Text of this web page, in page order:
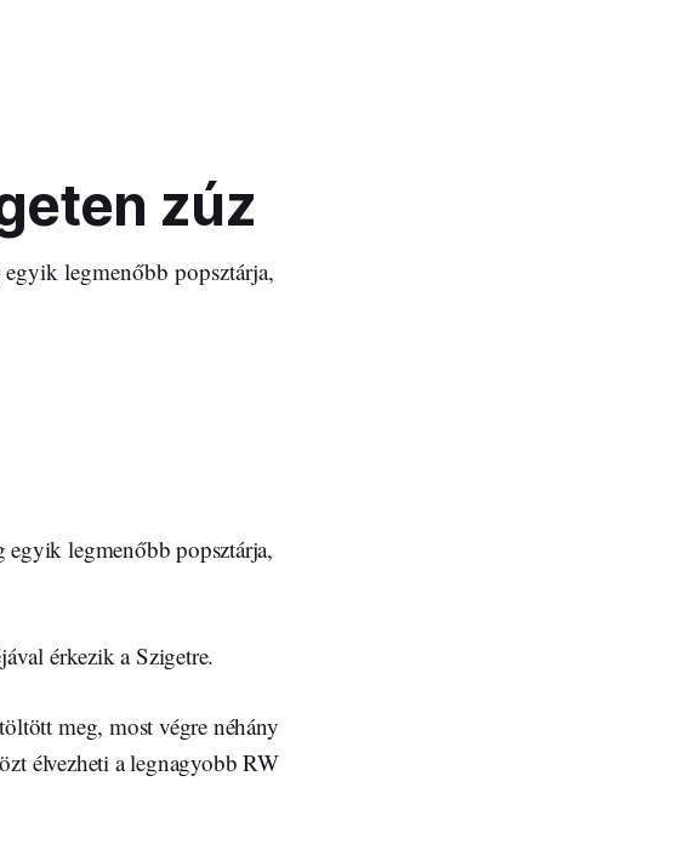
zúz
legmenőbb popsztárja,
legmenőbb popsztárja,
érkezik a Szigetre.
meg, most végre néhány
élvezheti a legnagyobb RW